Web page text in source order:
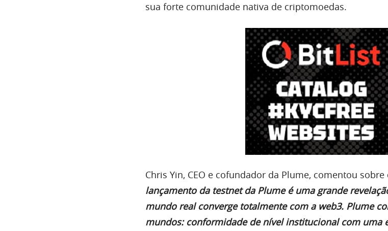
sua forte comunidade nativa de criptomoedas.
Chris Yin, CEO e cofundador da Plume, comentou
lançamento da testnet da Plume é uma grande
mundo real converge totalmente com a web3. Plume
mundos: conformidade de nível institucional com uma